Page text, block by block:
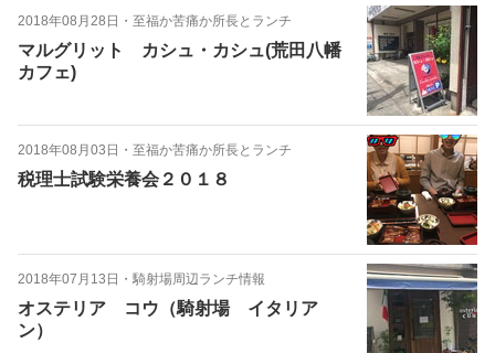
2018年08月28日 ・ 至福か苦痛か所長とランチ
マルグリット カシュ・カシュ(荒田八幡
カフェ)
2018年08月03日 ・ 至福か苦痛か所長とランチ
税理士試験栄養会２０１８
2018年07月13日 ・ 騎射場周辺ランチ情報
オステリア コウ（騎射場 イタリア
ン）